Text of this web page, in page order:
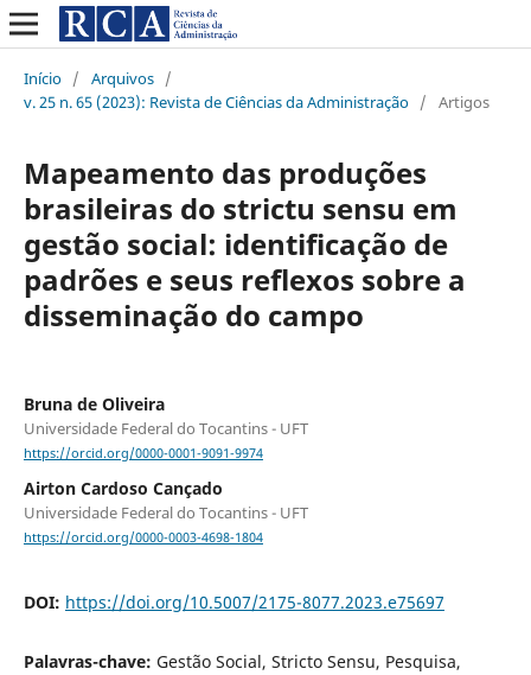
Início / Arquivos /
v. 25 n. 65 (2023): Revista de Ciências da Administração / Artigos
Mapeamento das produções
brasileiras do strictu sensu em
gestão social: identificação de
padrões e seus reflexos sobre a
disseminação do campo
Bruna de Oliveira
Universidade Federal do Tocantins - UFT
https://orcid.org/0000-0001-9091-9974
Airton Cardoso Cançado
Universidade Federal do Tocantins - UFT
https://orcid.org/0000-0003-4698-1804
DOI: https://doi.org/10.5007/2175-8077.2023.e75697
Palavras-chave: Gestão Social, Stricto Sensu, Pesquisa,